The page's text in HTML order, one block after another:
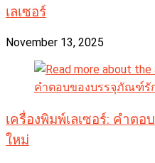
เลเซอร์
November 13, 2025
เครื่องพิมพ์เลเซอร์: คำต
ใหม่